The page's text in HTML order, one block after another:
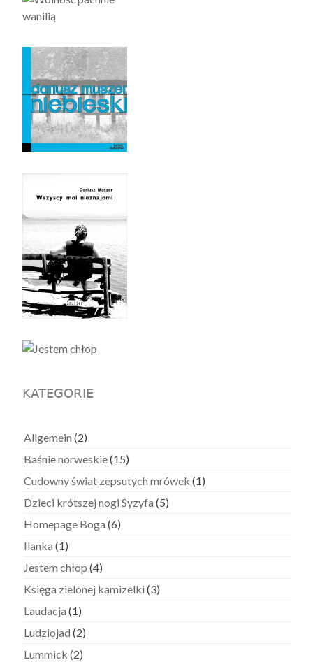
KATEGORIE
Allgemein (2)
Baśnie norweskie(15)
Cudowny świat zepsutych mrówek (1)
Dzieci krótszej nogi Syzyfa (5)
Homepage Boga (6)
Ilanka (1)
Jestem chłop (4)
Księga zielonej kamizelki (3)
Laudacja (1)
Ludziojad (2)
Lummick (2)